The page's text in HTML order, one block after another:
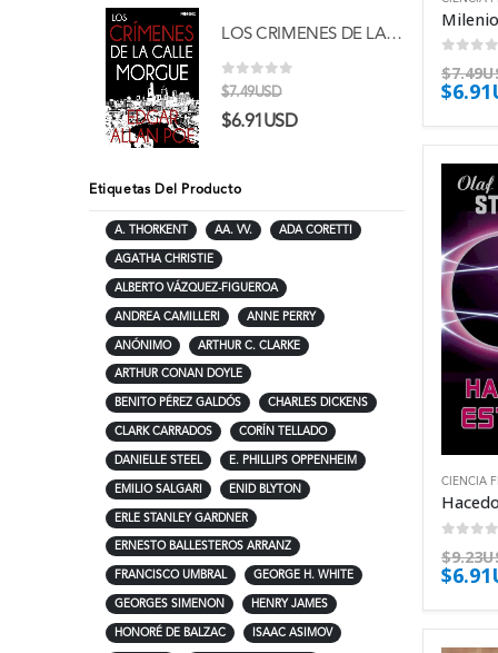
$
$
CIENCIA
$
$
LOS CRIMENES DE LA CALLE MORGUE: Narraciones extraordinarias - Edgar Allan Poe
0out of 5
$7.49USD
$6.91USD
Etiquetas Del Producto
A. THORKENT AA. VV. ADA CORETTI
AGATHA CHRISTIE
ALBERTO VÁZQUEZ-FIGUEROA
ANDREA CAMILLERI ANNE PERRY
ANÓNIMO ARTHUR C. CLARKE
ARTHUR CONAN DOYLE
BENITO PÉREZ GALDÓS CHARLES DICKENS
CLARK CARRADOS CORÍN TELLADO
DANIELLE STEEL E. PHILLIPS OPPENHEIM
EMILIO SALGARI ENID BLYTON
ERLE STANLEY GARDNER
ERNESTO BALLESTEROS ARRANZ
FRANCISCO UMBRAL GEORGE H. WHITE
GEORGES SIMENON HENRY JAMES
HONORÉ DE BALZAC ISAAC ASIMOV